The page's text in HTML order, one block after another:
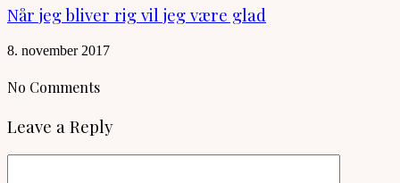
Når jeg bliver rig vil jeg være glad
8. november 2017
No Comments
Leave a Reply